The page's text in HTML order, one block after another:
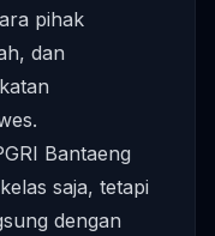
pihak
dan
Bantaeng
saja, tetapi
dengan